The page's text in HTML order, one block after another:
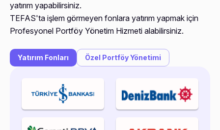
yatırım yapabilirsiniz.
TEFAS'ta işlem görmeyen fonlara yatırım yapmak için
Profesyonel Portföy Yönetim Hizmeti alabilirsiniz.
Yatırım Fonları Özel Portföy Yönetimi